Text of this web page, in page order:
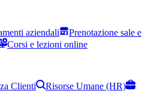
aziendali
Prenotazione sale e
Corsi e lezioni online
Clienti
Risorse Umane (HR)